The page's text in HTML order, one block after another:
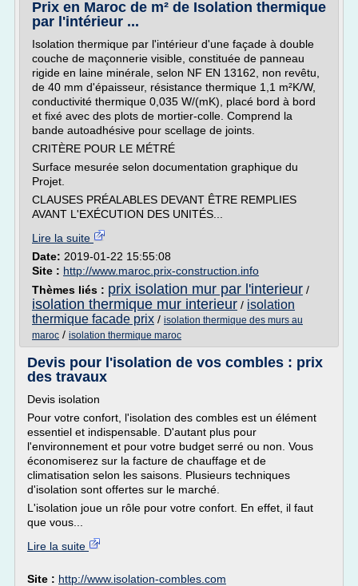
Prix en Maroc de m² de Isolation thermique
par l'intérieur ...
Isolation thermique par l'intérieur d'une façade à double
couche de maçonnerie visible, constituée de panneau
rigide en laine minérale, selon NF EN 13162, non revêtu,
de 40 mm d'épaisseur, résistance thermique 1,1 m²K/W,
conductivité thermique 0,035 W/(mK), placé bord à bord
et fixé avec des plots de mortier-colle. Comprend la
bande autoadhésive pour scellage de joints.
CRITÈRE POUR LE MÉTRÉ
Surface mesurée selon documentation graphique du
Projet.
CLAUSES PRÉALABLES DEVANT ÊTRE REMPLIES
AVANT L'EXÉCUTION DES UNITÉS...
Lire la suite
Date: 2019-01-22 15:55:08
Site : http://www.maroc.prix-construction.info
Thèmes liés : prix isolation mur par l'interieur /
isolation thermique mur interieur / isolation
thermique facade prix / isolation thermique des murs au
maroc / isolation thermique maroc
Devis pour l'isolation de vos combles : prix
des travaux
Devis isolation
Pour votre confort, l'isolation des combles est un élément
essentiel et indispensable. D'autant plus pour
l'environnement et pour votre budget serré ou non. Vous
économiserez sur la facture de chauffage et de
climatisation selon les saisons. Plusieurs techniques
d'isolation sont offertes sur le marché.
L'isolation joue un rôle pour votre confort. En effet, il faut
que vous...
Lire la suite
Site : http://www.isolation-combles.com